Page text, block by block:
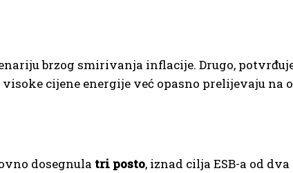
brzog smirivanja inflacije. Drugo,
cijene energije već opasno prelijevaju na
dosegnula tri posto, iznad cilja ESB-a od dva